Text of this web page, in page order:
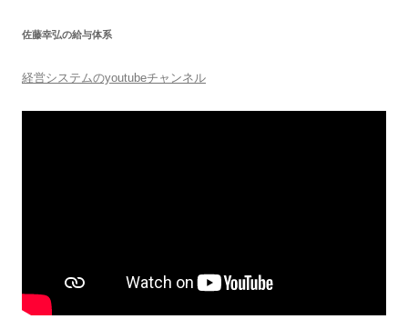
ビ
ゲ
佐藤幸弘の給与体系
経営システムのyoutubeチャンネル